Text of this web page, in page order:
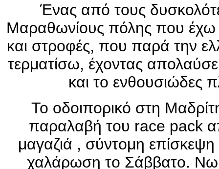
Ένας από τους
Μαραθωνίους πόλης που έχω
και στροφές, που παρά την
τερματίσω, έχοντας
και το ενθουσιώδες
Το οδοιπορικό στη
παραλαβή του race pack
μαγαζιά , σύντομη επίσκεψη
χαλάρωση το Σάββατο.